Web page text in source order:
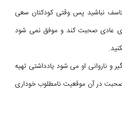
نباشید پس وقتی کودکتان سعی
عادی صحبت کند و موفق نمی شود
و ناروانی او می شود یادداشتی تهیه
در آن موقعیت نامطلوب خوداری